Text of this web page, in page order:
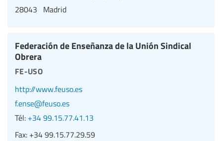
28043 Madrid
Federación de Enseñanza de la Unión Sindical
Obrera
fe-uso
http://www.feuso.es
f.ense@feuso.es
Tél: +34 99.15.77.41.13
Fax: +34 99.15.77.29.59